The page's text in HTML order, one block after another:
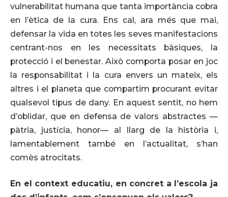
vulnerabilitat humana que tanta importància cobra
en l’ètica de la cura. Ens cal, ara més que mai,
defensar la vida en totes les seves manifestacions
centrant-nos en les necessitats bàsiques, la
protecció i el benestar. Això comporta posar en joc
la responsabilitat i la cura envers un mateix, els
altres i el planeta que compartim procurant evitar
qualsevol tipus de dany. En aquest sentit, no hem
d’oblidar, que en defensa de valors abstractes —
pàtria, justícia, honor— al llarg de la història i,
lamentablement també en l’actualitat, s’han
comès atrocitats.
En el context educatiu, en concret a l’escola ja